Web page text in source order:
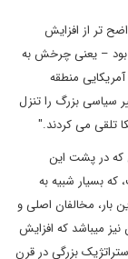
تر از افزایش
بود – یعنی چرخش به
منطقه
سیاسی بزرگ را تنزل
تلقی می کردند."
که در پشت این
بسیار شبیه به
مخالفان اصلی و
نیز میباشد که افزایش
بزرگی در قرن